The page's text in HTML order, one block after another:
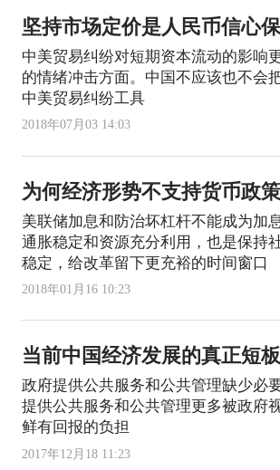
坚持市场定价是人民币信心
中美贸易纠纷对短期资本流动的影响
的情绪冲击方面。中国不应该也不会
中美贸易纠纷工具
2018年07月03 14:03
为何经济形势不支持货币政
美联储加息和防治坏杠杆不能成为加
通胀稳定和资源充分利用，也是保持
稳定，给改革留下更充裕的时间窗口
2018年01月16 10:23
当前中国经济发展的真正短
政府提供公共服务和公共管理缺少必
提供公共服务和公共管理更多被政府
鲜有回报的负担
2017年12月18 11:23